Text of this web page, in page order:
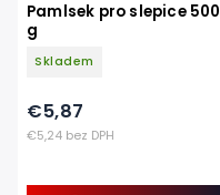
Pamlsek pro slepice 500
g
Skladem
€5,24 bez DPH
€5,87